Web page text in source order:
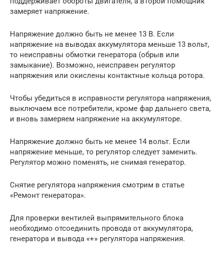
замеряет напряжение.
Напряжение должно быть не менее 13 В. Если
напряжение на выводах аккумулятора меньше 13 вольт,
то неисправны обмотки генератора (обрыв или
замыкание). Возможно, неисправен регулятор
напряжения или окислены контактные кольца ротора.
Чтобы убедиться в исправности регулятора напряжения,
выключаем все потребители, кроме фар дальнего света,
и вновь замеряем напряжение на аккумуляторе.
Напряжение должно быть не менее 14 вольт. Если
напряжение меньше, то регулятор следует заменить.
Регулятор можно поменять, не снимая генератор.
Снятие регулятора напряжения смотрим в статье
«Ремонт генератора».
Для проверки вентилей выпрямительного блока
необходимо отсоединить провода от аккумулятора,
генератора и вывода «+» регулятора напряжения.